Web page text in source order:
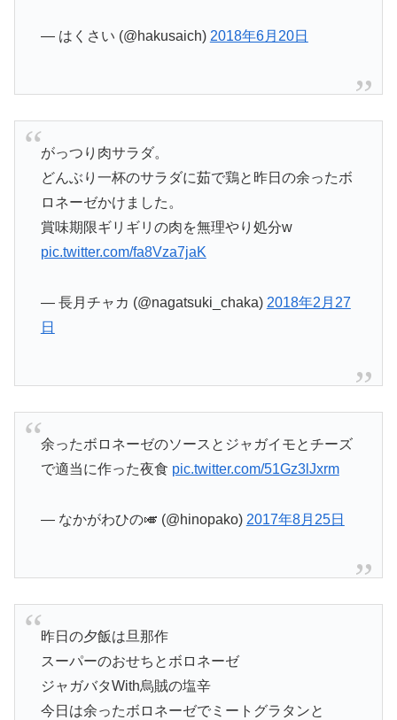
— はくさい (@hakusaich) 2018年6月20日
がっつり肉サラダ。
どんぶり一杯のサラダに茹で鶏と昨日の余ったボ
ロネーゼかけました。
賞味期限ギリギリの肉を無理やり処分w
pic.twitter.com/fa8Vza7jaK
— 長月チャカ (@nagatsuki_chaka) 2018年2月27
日
余ったボロネーゼのソースとジャガイモとチーズ
で適当に作った夜食 pic.twitter.com/51Gz3lJxrm
— なかがわひの🎺 (@hinopako) 2017年8月25日
昨日の夕飯は旦那作
スーパーのおせちとボロネーゼ
ジャガバタWith烏賊の塩辛
今日は余ったボロネーゼでミートグラタンと